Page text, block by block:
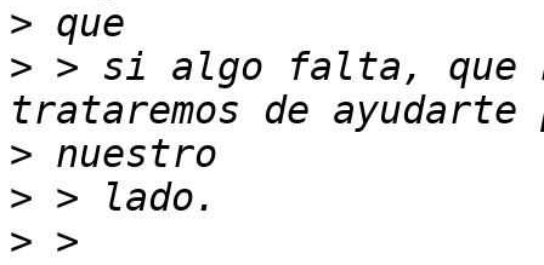
>
> > si algo falta, que
>
>
> >